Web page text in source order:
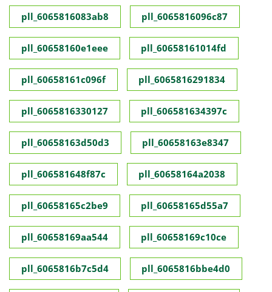
pll_6065816083ab8 pll_6065816096c87
pll_60658160e1eee pll_60658161014fd
pll_60658161c096f pll_6065816291834
pll_6065816330127 pll_606581634397c
pll_60658163d50d3 pll_60658163e8347
pll_606581648f87c pll_60658164a2038
pll_60658165c2be9 pll_60658165d55a7
pll_60658169aa544 pll_60658169c10ce
pll_6065816b7c5d4 pll_6065816bbe4d0